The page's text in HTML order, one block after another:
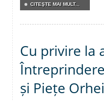
CITEŞTE MAI MULT...
Cu privire la
și Piețe